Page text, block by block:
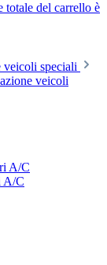
del carrello è
veicoli speciali
veicoli
A/C
A/C